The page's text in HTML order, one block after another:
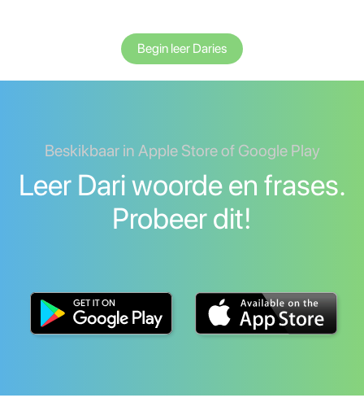
Begin leer Daries
Beskikbaar in Apple Store of Google Play
Leer Dari woorde en frases.
Probeer dit!